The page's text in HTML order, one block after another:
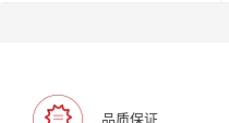
海天地/Soopen
品质保证